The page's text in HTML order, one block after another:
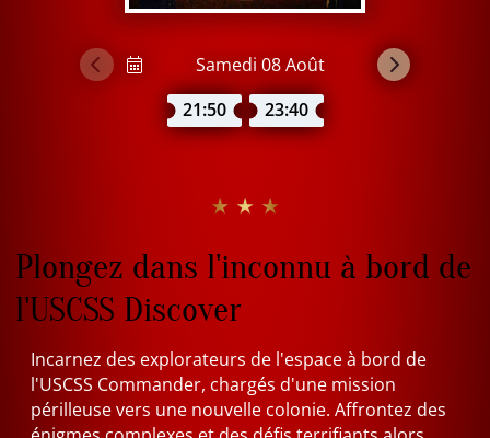
21:50 23:40
★ ★ ★
Plongez dans l'inconnu à bord de
l'USCSS Discover
Incarnez des explorateurs de l'espace à bord de
l'USCSS Commander, chargés d'une mission
périlleuse vers une nouvelle colonie. Affrontez des